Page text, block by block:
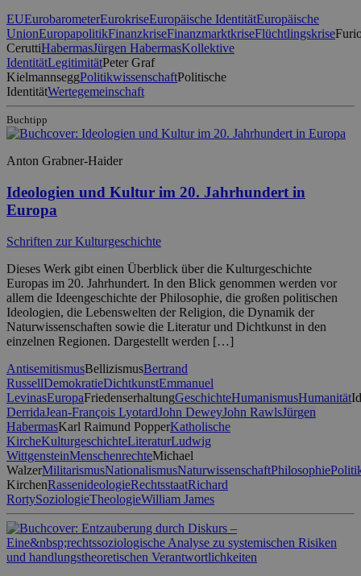
EUEurobarometerEurokriseEuropäische IdentitätEuropäische
UnionEuropapolitikFinanzkriseFinanzmarktkriseFlüchtlingskrise
CeruttiHabermasJürgen HabermasKollektive
IdentitätLegitimitätPeter Graf
KielmannseggPolitikwissenschaftPolitische
IdentitätWertegemeinschaft
Buchtipp
Anton Grabner-Haider
Ideologien und Kultur im 20. Jahrhundert in
Europa
Schriften zur Kulturgeschichte
Dieses Werk gibt einen Überblick über die Kulturgeschichte
Europas im 20. Jahrhundert. In den Blick genommen werden vor
allem die Ideengeschichte der Philosophie, die großen politischen
Ideologien, die Lebenswelten der Religion, die Dynamik der
Naturwissenschaften sowie die Literatur und Dichtkunst in den
einzelnen Regionen. Dargestellt werden […]
AntisemitismusBellizismusBertrand
RussellDemokratieDichtkunstEmmanuel
LevinasEuropaFriedenserhaltungGeschichteHumanismusHumanität
DerridaJean-François LyotardJohn DeweyJohn RawlsJürgen
HabermasKarl Raimund PopperKatholische
KircheKulturgeschichteLiteraturLudwig
WittgensteinMenschenrechteMichael
WalzerMilitarismusNationalismusNaturwissenschaftPhilosophie
KirchenRassenideologieRechtsstaatRichard
RortySoziologieTheologieWilliam James